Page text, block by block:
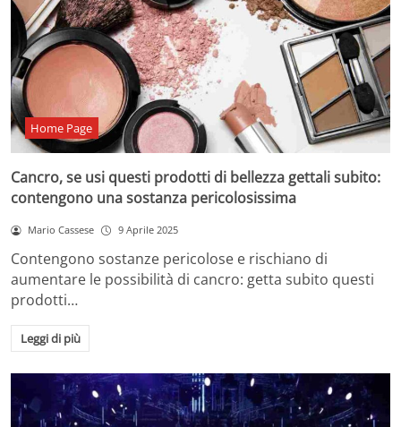
Home Page
Cancro, se usi questi prodotti di bellezza gettali subito:
contengono una sostanza pericolosissima
Mario Cassese 9 Aprile 2025
Contengono sostanze pericolose e rischiano di
aumentare le possibilità di cancro: getta subito questi
prodotti…
Leggi di più